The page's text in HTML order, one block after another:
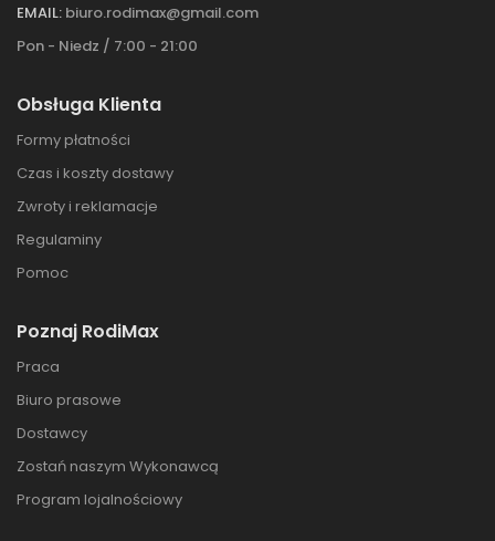
EMAIL: biuro.rodimax@gmail.com
Pon - Niedz / 7:00 - 21:00
Obsługa Klienta
Formy płatności
Czas i koszty dostawy
Zwroty i reklamacje
Regulaminy
Pomoc
Poznaj RodiMax
Praca
Biuro prasowe
Dostawcy
Zostań naszym Wykonawcą
Program lojalnościowy